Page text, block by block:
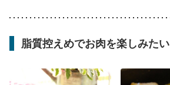
脂質控えめでお肉を楽しみたい